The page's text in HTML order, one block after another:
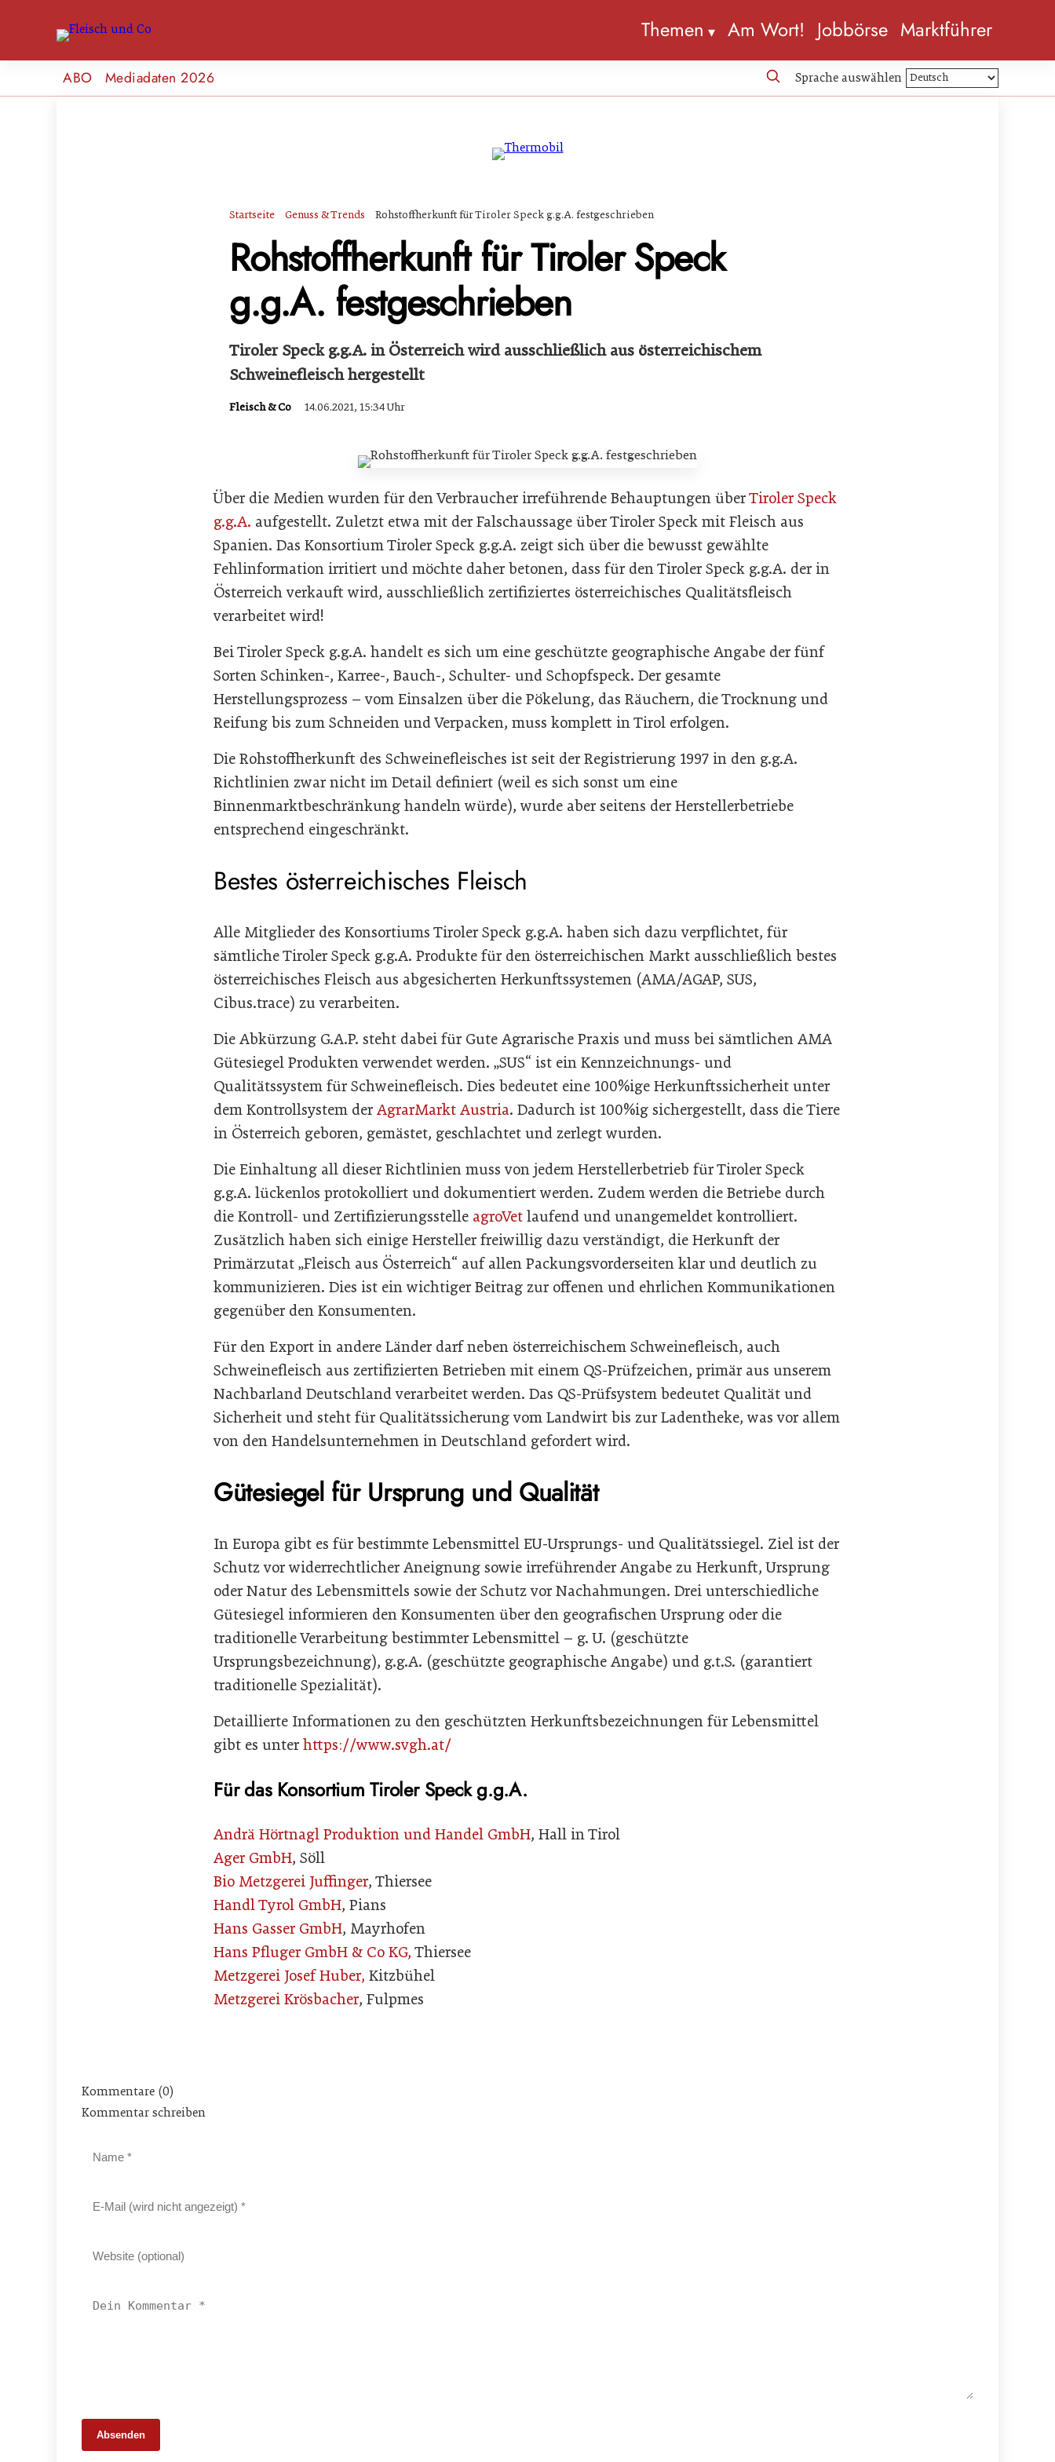
Themen Am Wort! Jobbörse Marktführer
ABO Mediadaten 2026 Sprache auswählen
Startseite Genuss & Trends Rohstoffherkunft für Tiroler Speck g.g.A. festgeschrieben
Rohstoffherkunft für Tiroler Speck
g.g.A. festgeschrieben
Tiroler Speck g.g.A. in Österreich wird ausschließlich aus österreichischem
Schweinefleisch hergestellt
Fleisch & Co 14.06.2021, 15:34 Uhr
Über die Medien wurden für den Verbraucher irreführende Behauptungen überTiroler Speck
g.g.A. aufgestellt. Zuletzt etwa mit der Falschaussage über Tiroler Speck mit Fleisch aus
Spanien. Das Konsortium Tiroler Speck g.g.A. zeigt sich über die bewusst gewählte
Fehlinformation irritiert und möchte daher betonen, dass für den Tiroler Speck g.g.A. der in
Österreich verkauft wird, ausschließlich zertifiziertes österreichisches Qualitätsfleisch
verarbeitet wird!
Bei Tiroler Speck g.g.A. handelt es sich um eine geschützte geographische Angabe der fünf
Sorten Schinken-, Karree-, Bauch-, Schulter- und Schopfspeck. Der gesamte
Herstellungsprozess – vom Einsalzen über die Pökelung, das Räuchern, die Trocknung und
Reifung bis zum Schneiden und Verpacken, muss komplett in Tirol erfolgen.
Die Rohstoffherkunft des Schweinefleisches ist seit der Registrierung 1997 in den g.g.A.
Richtlinien zwar nicht im Detail definiert (weil es sich sonst um eine
Binnenmarktbeschränkung handeln würde), wurde aber seitens der Herstellerbetriebe
entsprechend eingeschränkt.
Bestes österreichisches Fleisch
Alle Mitglieder des Konsortiums Tiroler Speck g.g.A. haben sich dazu verpflichtet, für
sämtliche Tiroler Speck g.g.A. Produkte für den österreichischen Markt ausschließlich bestes
österreichisches Fleisch aus abgesicherten Herkunftssystemen (AMA/AGAP, SUS,
Cibus.trace) zu verarbeiten.
Die Abkürzung G.A.P. steht dabei für Gute Agrarische Praxis und muss bei sämtlichen AMA
Gütesiegel Produkten verwendet werden. „SUS“ ist ein Kennzeichnungs- und
Qualitätssystem für Schweinefleisch. Dies bedeutet eine 100%ige Herkunftssicherheit unter
dem Kontrollsystem der AgrarMarkt Austria. Dadurch ist 100%ig sichergestellt, dass die Tiere
in Österreich geboren, gemästet, geschlachtet und zerlegt wurden.
Die Einhaltung all dieser Richtlinien muss von jedem Herstellerbetrieb für Tiroler Speck
g.g.A. lückenlos protokolliert und dokumentiert werden. Zudem werden die Betriebe durch
die Kontroll- und Zertifizierungsstelle agroVet laufend und unangemeldet kontrolliert.
Zusätzlich haben sich einige Hersteller freiwillig dazu verständigt, die Herkunft der
Primärzutat „Fleisch aus Österreich“ auf allen Packungsvorderseiten klar und deutlich zu
kommunizieren. Dies ist ein wichtiger Beitrag zur offenen und ehrlichen Kommunikationen
gegenüber den Konsumenten.
Für den Export in andere Länder darf neben österreichischem Schweinefleisch, auch
Schweinefleisch aus zertifizierten Betrieben mit einem QS-Prüfzeichen, primär aus unserem
Nachbarland Deutschland verarbeitet werden. Das QS-Prüfsystem bedeutet Qualität und
Sicherheit und steht für Qualitätssicherung vom Landwirt bis zur Ladentheke, was vor allem
von den Handelsunternehmen in Deutschland gefordert wird.
Gütesiegel für Ursprung und Qualität
In Europa gibt es für bestimmte Lebensmittel EU-Ursprungs- und Qualitätssiegel. Ziel ist der
Schutz vor widerrechtlicher Aneignung sowie irreführender Angabe zu Herkunft, Ursprung
oder Natur des Lebensmittels sowie der Schutz vor Nachahmungen. Drei unterschiedliche
Gütesiegel informieren den Konsumenten über den geografischen Ursprung oder die
traditionelle Verarbeitung bestimmter Lebensmittel – g. U. (geschützte
Ursprungsbezeichnung), g.g.A. (geschützte geographische Angabe) und g.t.S. (garantiert
traditionelle Spezialität).
Detaillierte Informationen zu den geschützten Herkunftsbezeichnungen für Lebensmittel
gibt es unter https://www.svgh.at/
Für das Konsortium Tiroler Speck g.g.A.
Andrä Hörtnagl Produktion und Handel GmbH, Hall in Tirol
Ager GmbH, Söll
Bio Metzgerei Juffinger, Thiersee
Handl Tyrol GmbH, Pians
Hans Gasser GmbH, Mayrhofen
Hans Pfluger GmbH & Co KG, Thiersee
Metzgerei Josef Huber, Kitzbühel
Metzgerei Krösbacher, Fulpmes
Kommentare (0)
Kommentar schreiben
Absenden